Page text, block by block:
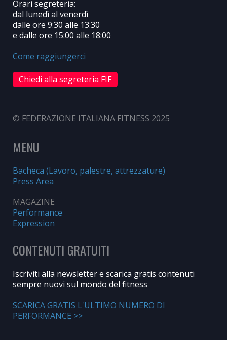
Orari segreteria:
dal lunedì al venerdì
dalle ore 9:30 alle 13:30
e dalle ore 15:00 alle 18:00
Come raggiungerci
Chiedi alla segreteria FIF
© FEDERAZIONE ITALIANA FITNESS 2025
MENU
Bacheca (Lavoro, palestre, attrezzature)
Press Area
MAGAZINE
Performance
Expression
CONTENUTI GRATUITI
Iscriviti alla newsletter e scarica gratis contenuti
sempre nuovi sul mondo del fitness
SCARICA GRATIS L'ULTIMO NUMERO DI
PERFORMANCE >>